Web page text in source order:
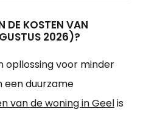
DE KOSTEN VAN
2026)?
opllossing voor minder
een duurzame
van de woning in Geelis